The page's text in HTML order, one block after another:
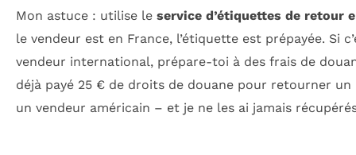
Mon astuce : utilise le service d’étiquettes de retour
le vendeur est en France, l’étiquette est prépayée. Si
vendeur international, prépare-toi à des frais de
déjà payé 25 € de droits de douane pour retourner
un vendeur américain – et je ne les ai jamais